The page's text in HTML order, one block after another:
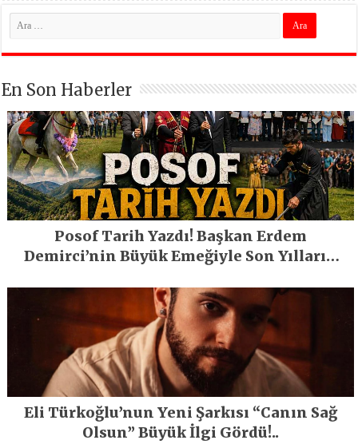
En Son Haberler
Posof Tarih Yazdı! Başkan Erdem
Demirci’nin Büyük Emeğiyle Son Yılların
Eli Türkoğlu’nun Yeni Şarkısı “Canın Sağ
Olsun” Büyük İlgi Gördü!..